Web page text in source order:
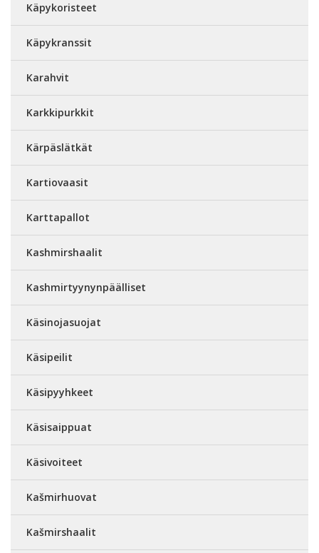
Käpykoristeet
Käpykranssit
Karahvit
Karkkipurkkit
Kärpäslätkät
Kartiovaasit
Karttapallot
Kashmirshaalit
Kashmirtyynynpäälliset
Käsinojasuojat
Käsipeilit
Käsipyyhkeet
Käsisaippuat
Käsivoiteet
Kašmirhuovat
Kašmirshaalit